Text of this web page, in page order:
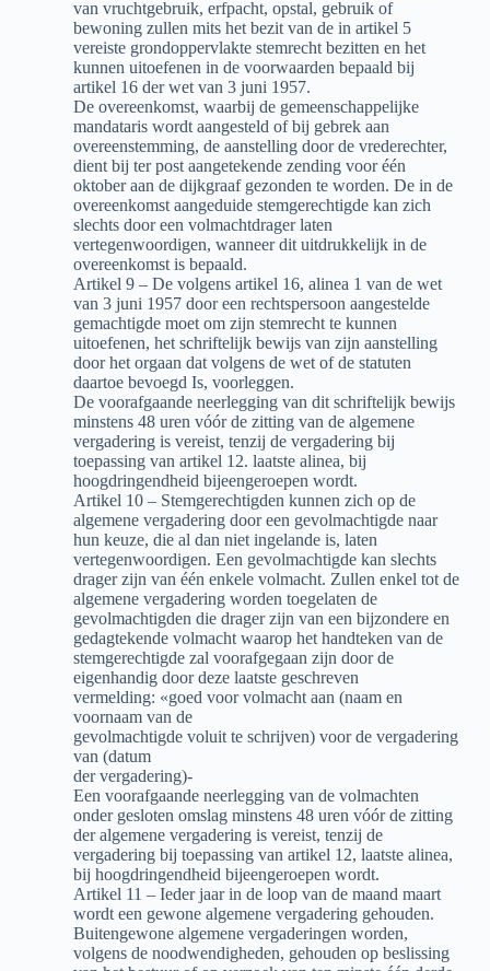
van vruchtgebruik, erfpacht, opstal, gebruik of
bewoning zullen mits het bezit van de in artikel 5
vereiste grondoppervlakte stemrecht bezitten en het
kunnen uitoefenen in de voorwaarden bepaald bij
artikel 16 der wet van 3 juni 1957.
De overeenkomst, waarbij de gemeenschappelijke
mandataris wordt aangesteld of bij gebrek aan
overeenstemming, de aanstelling door de vrederechter,
dient bij ter post aangetekende zending voor één
oktober aan de dijkgraaf gezonden te worden. De in de
overeenkomst aangeduide stemgerechtigde kan zich
slechts door een volmachtdrager laten
vertegenwoordigen, wanneer dit uitdrukkelijk in de
overeenkomst is bepaald.
Artikel 9 – De volgens artikel 16, alinea 1 van de wet
van 3 juni 1957 door een rechtspersoon aangestelde
gemachtigde moet om zijn stemrecht te kunnen
uitoefenen, het schriftelijk bewijs van zijn aanstelling
door het orgaan dat volgens de wet of de statuten
daartoe bevoegd Is, voorleggen.
De voorafgaande neerlegging van dit schriftelijk bewijs
minstens 48 uren vóór de zitting van de algemene
vergadering is vereist, tenzij de vergadering bij
toepassing van artikel 12. laatste alinea, bij
hoogdringendheid bijeengeroepen wordt.
Artikel 10 – Stemgerechtigden kunnen zich op de
algemene vergadering door een gevolmachtigde naar
hun keuze, die al dan niet ingelande is, laten
vertegenwoordigen. Een gevolmachtigde kan slechts
drager zijn van één enkele volmacht. Zullen enkel tot de
algemene vergadering worden toegelaten de
gevolmachtigden die drager zijn van een bijzondere en
gedagtekende volmacht waarop het handteken van de
stemgerechtigde zal voorafgegaan zijn door de
eigenhandig door deze laatste geschreven
vermelding: «goed voor volmacht aan (naam en
voornaam van de
gevolmachtigde voluit te schrijven) voor de vergadering
van (datum
der vergadering)-
Een voorafgaande neerlegging van de volmachten
onder gesloten omslag minstens 48 uren vóór de zitting
der algemene vergadering is vereist, tenzij de
vergadering bij toepassing van artikel 12, laatste alinea,
bij hoogdringendheid bijeengeroepen wordt.
Artikel 11 – Ieder jaar in de loop van de maand maart
wordt een gewone algemene vergadering gehouden.
Buitengewone algemene vergaderingen worden,
volgens de noodwendigheden, gehouden op beslissing